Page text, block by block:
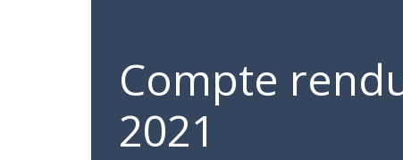
Compte
2021